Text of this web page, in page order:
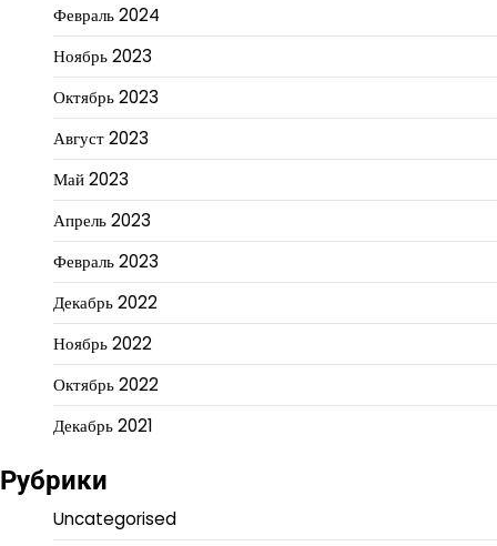
Февраль 2024
Ноябрь 2023
Октябрь 2023
Август 2023
Май 2023
Апрель 2023
Февраль 2023
Декабрь 2022
Ноябрь 2022
Октябрь 2022
Декабрь 2021
Рубрики
Uncategorised